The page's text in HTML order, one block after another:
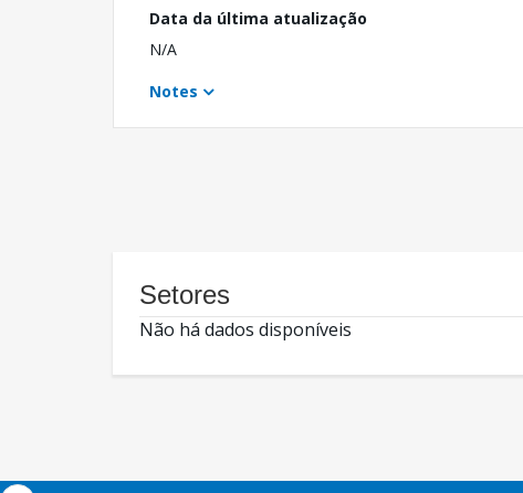
Data da última atualização
N/A
Notes
Setores
Não há dados disponíveis